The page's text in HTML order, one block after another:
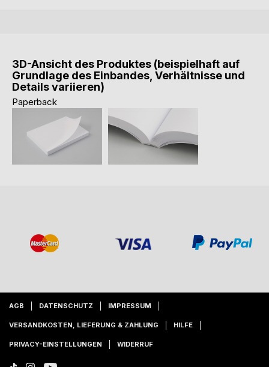
3D-Ansicht des Produktes (beispielhaft auf
Grundlage des Einbandes, Verhältnisse und
Details variieren)
Paperback
AGB DATENSCHUTZ IMPRESSUM
VERSANDKOSTEN, LIEFERUNG & ZAHLUNG HILFE
PRIVACY-EINSTELLUNGEN WIDERRUF